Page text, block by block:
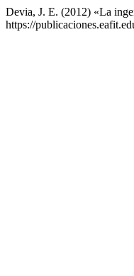
Devia, J. E. (2012) «La
https://